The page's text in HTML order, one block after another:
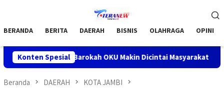
Mobile
BERANDA BERITA DAERAH BISNIS OLAHRAGA OPINI
Konten Spesial
Jumat Barokah OKU Makin Dicintai Masyarakat Bupati
Beranda DAERAH KOTA JAMBI